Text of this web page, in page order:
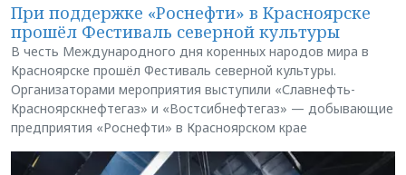
При поддержке «Роснефти» в Красноярске
прошёл Фестиваль северной культуры
В честь Международного дня коренных народов мира в
Красноярске прошёл Фестиваль северной культуры.
Организаторами мероприятия выступили «Славнефть-
Красноярскнефтегаз» и «Востсибнефтегаз» — добывающие
предприятия «Роснефти» в Красноярском крае